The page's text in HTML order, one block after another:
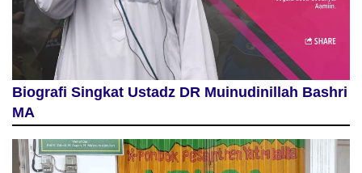
Biografi Singkat Ustadz DR Muinudinillah Bashri
MA